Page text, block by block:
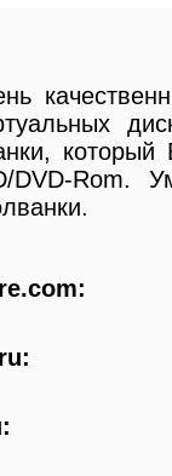
DVD-Rom.